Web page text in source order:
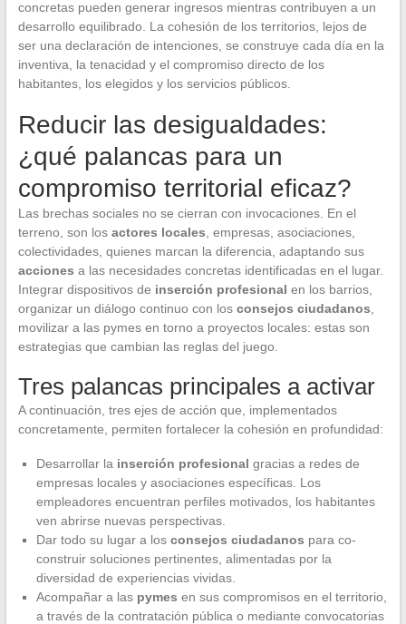
concretas pueden generar ingresos mientras contribuyen a un
desarrollo equilibrado. La cohesión de los territorios, lejos de
ser una declaración de intenciones, se construye cada día en la
inventiva, la tenacidad y el compromiso directo de los
habitantes, los elegidos y los servicios públicos.
Reducir las desigualdades:
¿qué palancas para un
compromiso territorial eficaz?
Las brechas sociales no se cierran con invocaciones. En el
terreno, son los actores locales , empresas, asociaciones,
colectividades, quienes marcan la diferencia, adaptando sus
acciones a las necesidades concretas identificadas en el lugar.
Integrar dispositivos de inserción profesional en los barrios,
organizar un diálogo continuo con los consejos ciudadanos
movilizar a las pymes en torno a proyectos locales: estas son
estrategias que cambian las reglas del juego.
Tres palancas principales a activar
A continuación, tres ejes de acción que, implementados
concretamente, permiten fortalecer la cohesión en profundidad:
Desarrollar la inserción profesional gracias a redes de
empresas locales y asociaciones específicas. Los
empleadores encuentran perfiles motivados, los habitantes
ven abrirse nuevas perspectivas.
Dar todo su lugar a los consejos ciudadanos para co-
construir soluciones pertinentes, alimentadas por la
diversidad de experiencias vividas.
Acompañar a las pymes en sus compromisos en el territorio,
a través de la contratación pública o mediante convocatorias